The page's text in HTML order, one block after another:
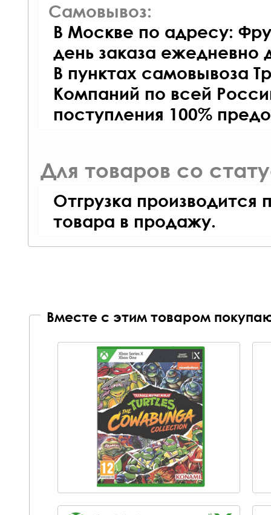
Самовывоз:
В Москве по адресу:
день заказа ежедневно
В пунктах самовывоза
Компаний по всей
поступления 100%
Для товаров со
Отгрузка производится
товара в продажу.
Вместе с этим товаром